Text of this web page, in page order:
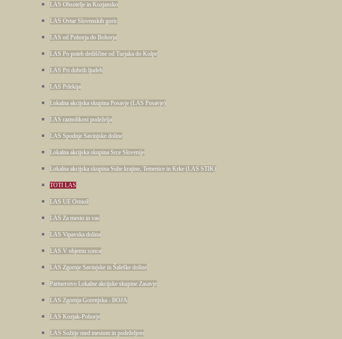
LAS Obsotelje in Kozjansko
LAS Ovtar Slovenskih goric
LAS od Pohorja do Bohorja
LAS Po poteh dediščine od Turjaka do Kolpe
LAS Pri dobrih ljudeh
LAS Prlekija
Lokalna akcijska skupina Posavje (LAS Posavje)
LAS raznolikost podeželja
LAS Spodnje Savinjske doline
Lokalna akcijska skupina Srce Slovenije
Lokalna akcijska skupina Suhe krajine, Temenice in Krke (LAS STIK)
TOTI LAS
LAS UE Ormož
LAS Za mesto in vas
LAS Vipavska dolina
LAS V objemu sonca
LAS Zgornje Savinjske in Šaleške doline
Partnerstvo Lokalne akcijske skupine Zasavje
LAS Zgornja Gorenjska - BOJA
LAS Kozjak-Pohorje
LAS Sožitje med mestom in podeželjem